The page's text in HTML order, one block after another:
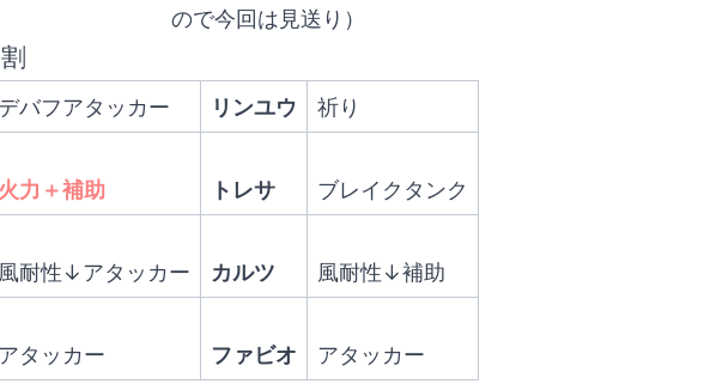
ので今回は見送り）
バフアタッカー リンユウ 祈り
力＋補助 トレサ ブレイクタンク
耐性↓アタッカー カルツ 風耐性↓補助
タッカー ファビオ
アタッカー